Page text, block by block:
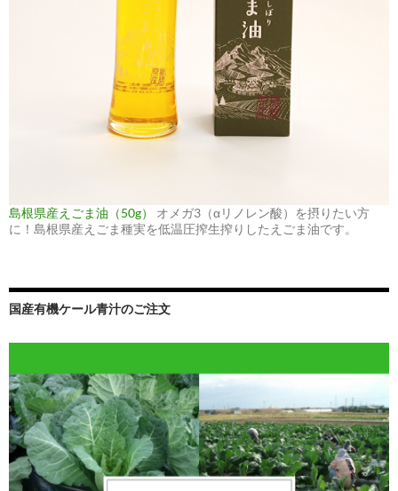
島根県産えごま油（50g）
オメガ3（αリノレン酸）を摂りたい方
に！島根県産えごま種実を低温圧搾生搾りしたえごま油です。
国産有機ケール青汁のご注文